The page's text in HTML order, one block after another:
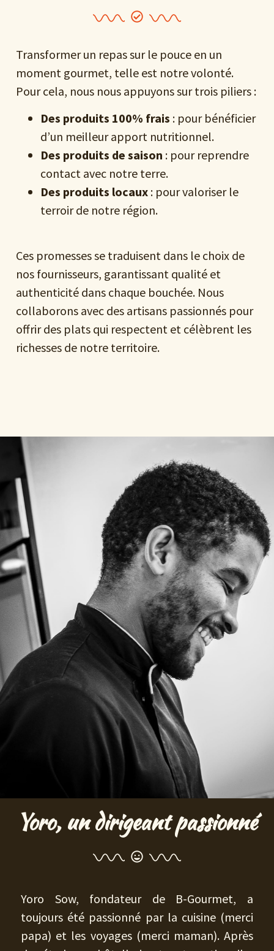
Transformer un repas sur le pouce en un
moment gourmet, telle est notre volonté.
Pour cela, nous nous appuyons sur trois piliers :
Des produits 100% frais : pour bénéficier
d’un meilleur apport nutritionnel.
Des produits de saison : pour reprendre
contact avec notre terre.
Des produits locaux : pour valoriser le
terroir de notre région.
Ces promesses se traduisent dans le choix de
nos fournisseurs, garantissant qualité et
authenticité dans chaque bouchée. Nous
collaborons avec des artisans passionnés pour
offrir des plats qui respectent et célèbrent les
richesses de notre territoire.
Yoro, un dirigeant passionné
Yoro Sow, fondateur de B-Gourmet, a
toujours été passionné par la cuisine (merci
papa) et les voyages (merci maman). Après